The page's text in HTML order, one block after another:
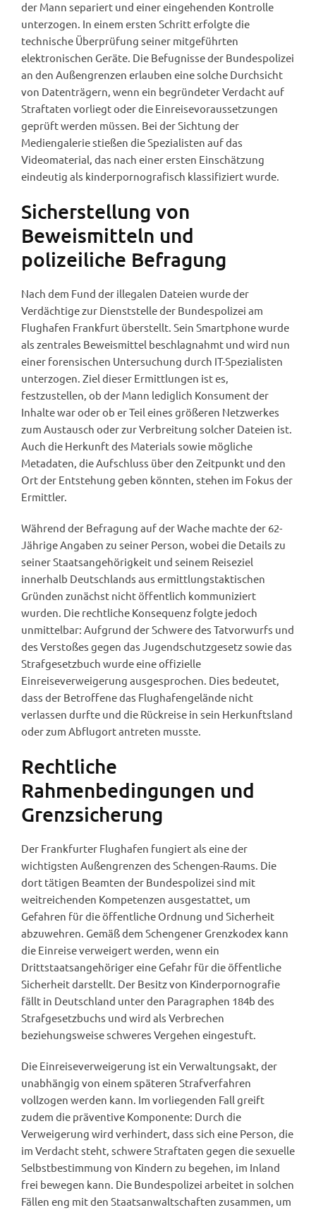
der Mann separiert und einer eingehenden Kontrolle
unterzogen. In einem ersten Schritt erfolgte die
technische Überprüfung seiner mitgeführten
elektronischen Geräte. Die Befugnisse der Bundespolizei
an den Außengrenzen erlauben eine solche Durchsicht
von Datenträgern, wenn ein begründeter Verdacht auf
Straftaten vorliegt oder die Einreisevoraussetzungen
geprüft werden müssen. Bei der Sichtung der
Mediengalerie stießen die Spezialisten auf das
Videomaterial, das nach einer ersten Einschätzung
eindeutig als kinderpornografisch klassifiziert wurde.
Sicherstellung von
Beweismitteln und
polizeiliche Befragung
Nach dem Fund der illegalen Dateien wurde der
Verdächtige zur Dienststelle der Bundespolizei am
Flughafen Frankfurt überstellt. Sein Smartphone wurde
als zentrales Beweismittel beschlagnahmt und wird nun
einer forensischen Untersuchung durch IT-Spezialisten
unterzogen. Ziel dieser Ermittlungen ist es,
festzustellen, ob der Mann lediglich Konsument der
Inhalte war oder ob er Teil eines größeren Netzwerkes
zum Austausch oder zur Verbreitung solcher Dateien ist.
Auch die Herkunft des Materials sowie mögliche
Metadaten, die Aufschluss über den Zeitpunkt und den
Ort der Entstehung geben könnten, stehen im Fokus der
Ermittler.
Während der Befragung auf der Wache machte der 62-
Jährige Angaben zu seiner Person, wobei die Details zu
seiner Staatsangehörigkeit und seinem Reiseziel
innerhalb Deutschlands aus ermittlungstaktischen
Gründen zunächst nicht öffentlich kommuniziert
wurden. Die rechtliche Konsequenz folgte jedoch
unmittelbar: Aufgrund der Schwere des Tatvorwurfs und
des Verstoßes gegen das Jugendschutzgesetz sowie das
Strafgesetzbuch wurde eine offizielle
Einreiseverweigerung ausgesprochen. Dies bedeutet,
dass der Betroffene das Flughafengelände nicht
verlassen durfte und die Rückreise in sein Herkunftsland
oder zum Abflugort antreten musste.
Rechtliche
Rahmenbedingungen und
Grenzsicherung
Der Frankfurter Flughafen fungiert als eine der
wichtigsten Außengrenzen des Schengen-Raums. Die
dort tätigen Beamten der Bundespolizei sind mit
weitreichenden Kompetenzen ausgestattet, um
Gefahren für die öffentliche Ordnung und Sicherheit
abzuwehren. Gemäß dem Schengener Grenzkodex kann
die Einreise verweigert werden, wenn ein
Drittstaatsangehöriger eine Gefahr für die öffentliche
Sicherheit darstellt. Der Besitz von Kinderpornografie
fällt in Deutschland unter den Paragraphen 184b des
Strafgesetzbuchs und wird als Verbrechen
beziehungsweise schweres Vergehen eingestuft.
Die Einreiseverweigerung ist ein Verwaltungsakt, der
unabhängig von einem späteren Strafverfahren
vollzogen werden kann. Im vorliegenden Fall greift
zudem die präventive Komponente: Durch die
Verweigerung wird verhindert, dass sich eine Person, die
im Verdacht steht, schwere Straftaten gegen die sexuelle
Selbstbestimmung von Kindern zu begehen, im Inland
frei bewegen kann. Die Bundespolizei arbeitet in solchen
Fällen eng mit den Staatsanwaltschaften zusammen, um